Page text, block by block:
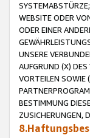
WEBSITE ODER
ODER EINER
UNSERE
AUFGRUND (X)
VORTEILEN SOWIE
BESTIMMUNG
ZUSICHERUNGEN,